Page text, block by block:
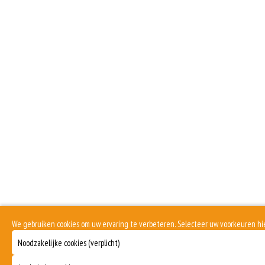
We gebruiken cookies om uw ervaring te verbeteren. Selecteer uw voorkeuren
Noodzakelijke cookies (verplicht)